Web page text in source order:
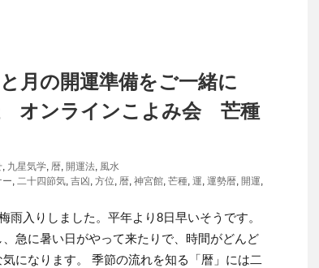
と月の開運準備をご一緒に
オンラインこよみ会 芒種
, 九星気学, 暦, 開運法, 風水
ー, 二十四節気, 吉凶, 方位, 暦, 神宮館, 芒種, 運, 運勢暦, 開運,
入りしました。平年より8日早いそうです。
急に暑い日がやって来たりで、時間がどんど
になります。 季節の流れを知る「暦」には二